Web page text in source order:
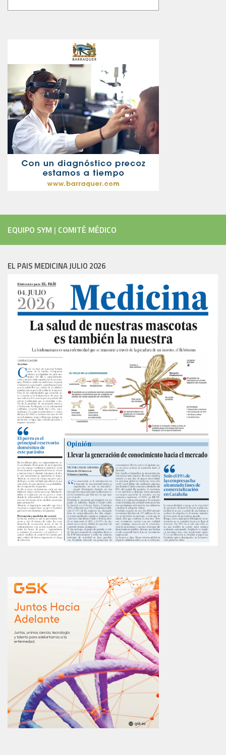
EQUIPO SYM | COMITÉ MÉDICO
EL PAIS MEDICINA JULIO 2026